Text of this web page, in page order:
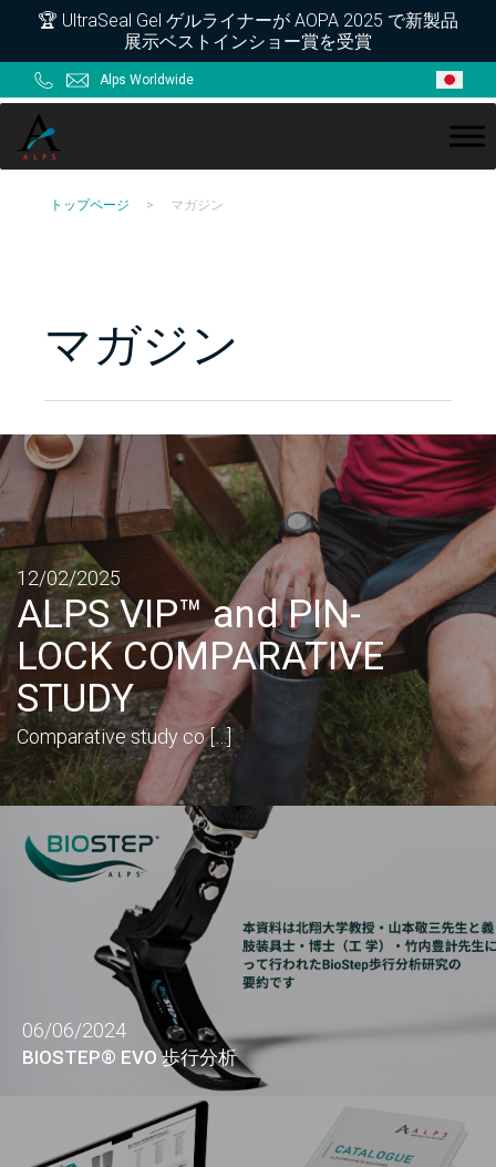
primary
navigation
main
content
footer
🏆 UltraSeal Gel ゲルライナーが AOPA 2025 で新製品
展示ベストインショー賞を受賞
Alps Worldwide
ALPS
トップページ > マガジン
マガジン
12/02/2025
ALPS VIP™ and PIN-
LOCK COMPARATIVE
STUDY
Comparative study co […]
06/06/2024
BIOSTEP® EVO 歩行分析